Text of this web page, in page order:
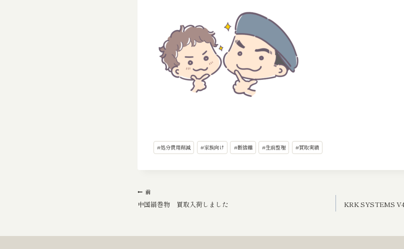
投
稿
グ:
#処分費用削減 #家族向け #断捨離 #生前整理 #買取実績
投
ナ
前
中国絹巻物 買取入荷しました
KRK SYSTEMS